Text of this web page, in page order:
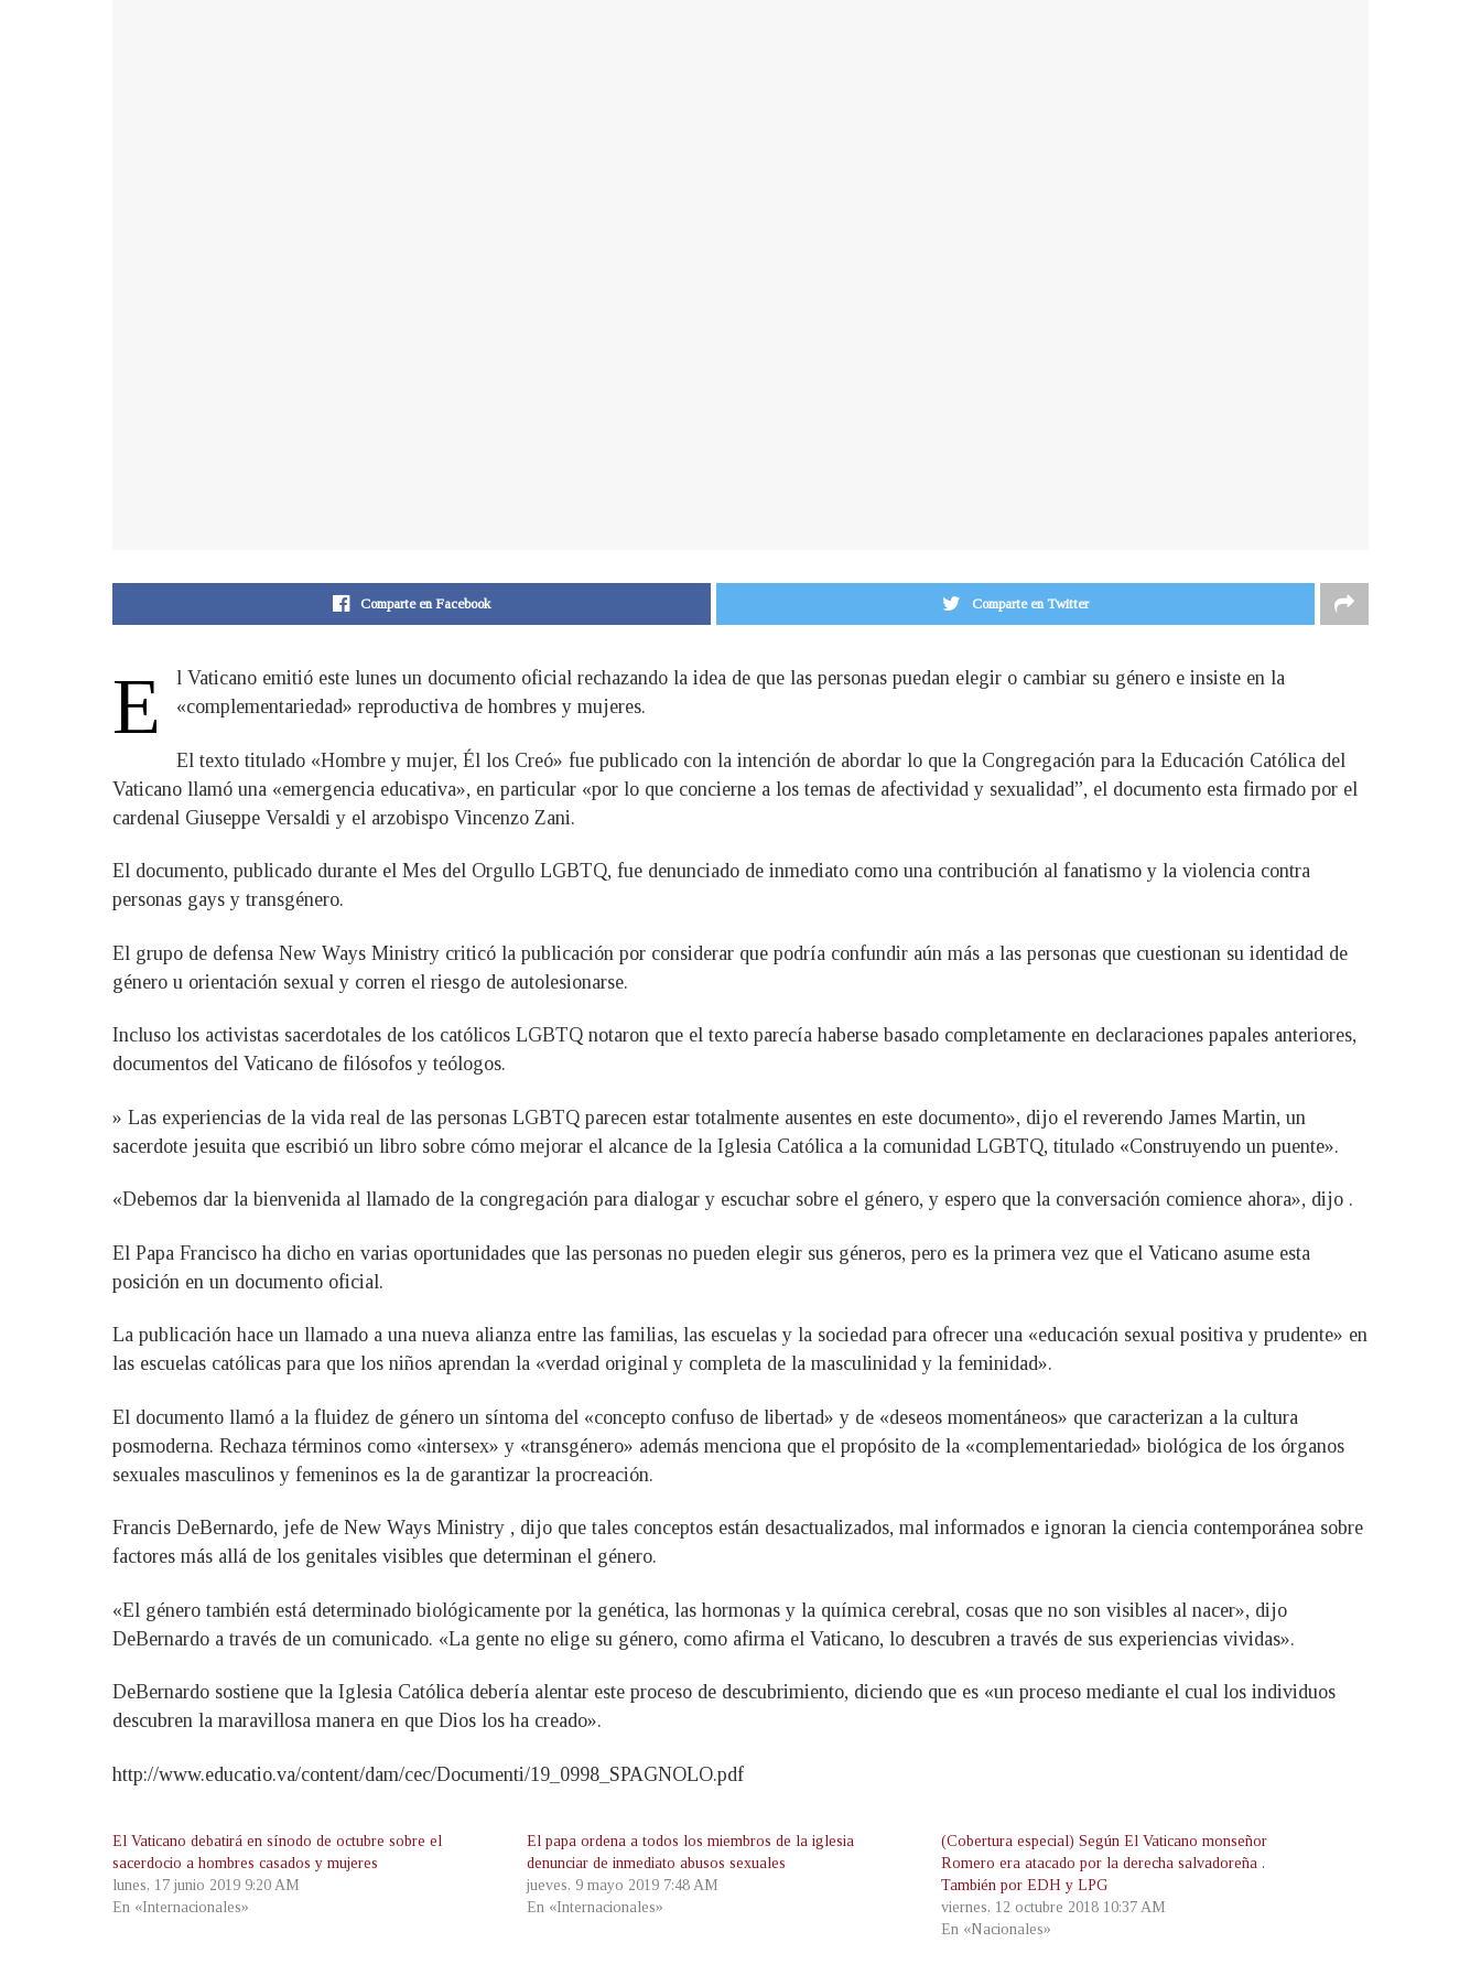
Comparte en Facebook Comparte en Twitter
E
l Vaticano emitió este lunes un documento oficial rechazando la idea de que las personas puedan elegir o cambiar su género e insiste en la
«complementariedad» reproductiva de hombres y mujeres.
El texto titulado «Hombre y mujer, Él los Creó» fue publicado con la intención de abordar lo que la Congregación para la Educación Católica del
Vaticano llamó una «emergencia educativa», en particular «por lo que concierne a los temas de afectividad y sexualidad”, el documento esta firmado por el
cardenal Giuseppe Versaldi y el arzobispo Vincenzo Zani.
El documento, publicado durante el Mes del Orgullo LGBTQ, fue denunciado de inmediato como una contribución al fanatismo y la violencia contra
personas gays y transgénero.
El grupo de defensa New Ways Ministry criticó la publicación por considerar que podría confundir aún más a las personas que cuestionan su identidad de
género u orientación sexual y corren el riesgo de autolesionarse.
Incluso los activistas sacerdotales de los católicos LGBTQ notaron que el texto parecía haberse basado completamente en declaraciones papales anteriores,
documentos del Vaticano de filósofos y teólogos.
» Las experiencias de la vida real de las personas LGBTQ parecen estar totalmente ausentes en este documento», dijo el reverendo James Martin, un
sacerdote jesuita que escribió un libro sobre cómo mejorar el alcance de la Iglesia Católica a la comunidad LGBTQ, titulado «Construyendo un puente».
«Debemos dar la bienvenida al llamado de la congregación para dialogar y escuchar sobre el género, y espero que la conversación comience ahora», dijo .
El Papa Francisco ha dicho en varias oportunidades que las personas no pueden elegir sus géneros, pero es la primera vez que el Vaticano asume esta
posición en un documento oficial.
La publicación hace un llamado a una nueva alianza entre las familias, las escuelas y la sociedad para ofrecer una «educación sexual positiva y prudente» en
las escuelas católicas para que los niños aprendan la «verdad original y completa de la masculinidad y la feminidad».
El documento llamó a la fluidez de género un síntoma del «concepto confuso de libertad» y de «deseos momentáneos» que caracterizan a la cultura
posmoderna. Rechaza términos como «intersex» y «transgénero» además menciona que el propósito de la «complementariedad» biológica de los órganos
sexuales masculinos y femeninos es la de garantizar la procreación.
Francis DeBernardo, jefe de New Ways Ministry , dijo que tales conceptos están desactualizados, mal informados e ignoran la ciencia contemporánea sobre
factores más allá de los genitales visibles que determinan el género.
«El género también está determinado biológicamente por la genética, las hormonas y la química cerebral, cosas que no son visibles al nacer», dijo
DeBernardo a través de un comunicado. «La gente no elige su género, como afirma el Vaticano, lo descubren a través de sus experiencias vividas».
DeBernardo sostiene que la Iglesia Católica debería alentar este proceso de descubrimiento, diciendo que es «un proceso mediante el cual los individuos
descubren la maravillosa manera en que Dios los ha creado».
http://www.educatio.va/content/dam/cec/Documenti/19_0998_SPAGNOLO.pdf
El Vaticano debatirá en sínodo de octubre sobre el
sacerdocio a hombres casados y mujeres
lunes, 17 junio 2019 9:20 AM
En «Internacionales»
El papa ordena a todos los miembros de la iglesia
denunciar de inmediato abusos sexuales
jueves, 9 mayo 2019 7:48 AM
En «Internacionales»
(Cobertura especial) Según El Vaticano monseñor
Romero era atacado por la derecha salvadoreña .
También por EDH y LPG
viernes, 12 octubre 2018 10:37 AM
En «Nacionales»